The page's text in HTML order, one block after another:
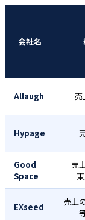
会社名
Allaugh 売
Hypage
Good
Space
売
EXseed
売上